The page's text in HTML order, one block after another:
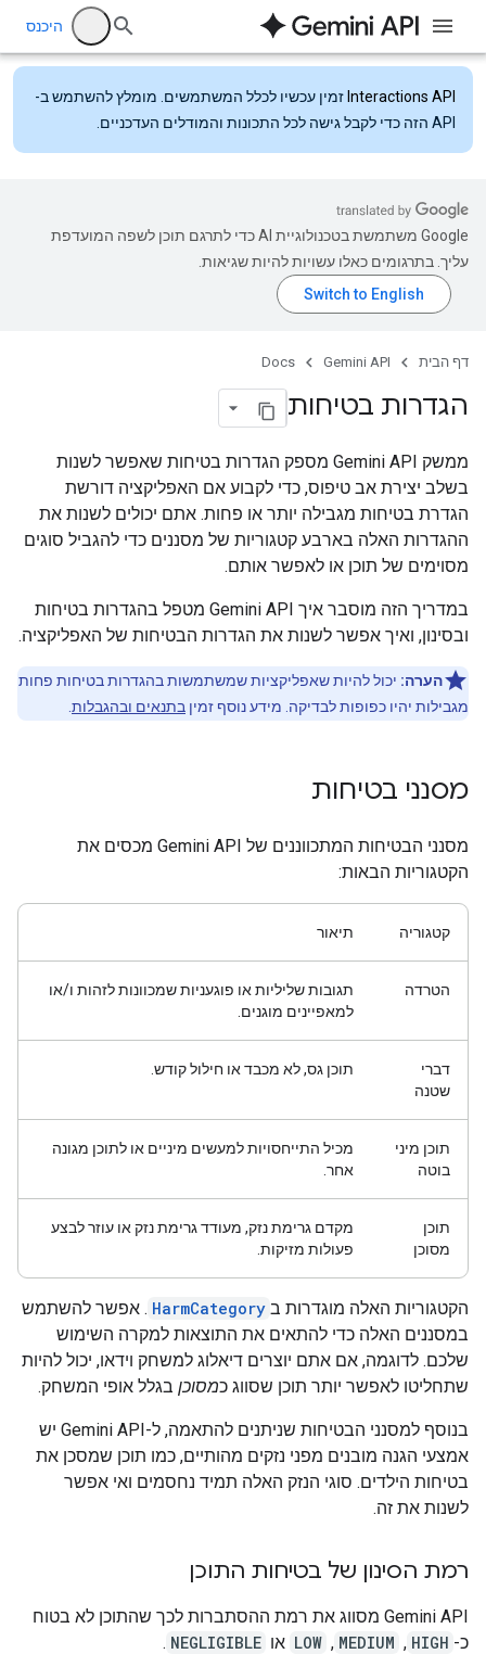
היכנס
Interactions API זמין עכשיו לכלל המשתמשים. מומלץ להשתמש ב-
API הזה כדי לקבל גישה לכל התכונות והמודלים העדכניים.
‫Google משתמשת בטכנולוגיית AI כדי לתרגם תוכן לשפה המועדפת
עליך. בתרגומים כאלו עשויות להיות שגיאות.
דף הבית Gemini API
Docs
הגדרות בטיחות
ממשק Gemini API מספק הגדרות בטיחות שאפשר לשנות
בשלב יצירת אב טיפוס, כדי לקבוע אם האפליקציה דורשת
הגדרת בטיחות מגבילה יותר או פחות. אתם יכולים לשנות את
ההגדרות האלה בארבע קטגוריות של מסננים כדי להגביל סוגים
מסוימים של תוכן או לאפשר אותם.
במדריך הזה מוסבר איך Gemini API מטפל בהגדרות בטיחות
ובסינון, ואיך אפשר לשנות את הגדרות הבטיחות של האפליקציה.
הערה: יכול להיות שאפליקציות שמשתמשות בהגדרות בטיחות פחות
מגבילות יהיו כפופות לבדיקה. מידע נוסף זמין בתנאים ובהגבלות
מסנני בטיחות
מסנני הבטיחות המתכווננים של Gemini API מכסים את
הקטגוריות הבאות:
קטגוריה תיאור
הטרדה
תגובות שליליות או פוגעניות שמכוונות לזהות ו/או
למאפיינים מוגנים.
דברי
שטנה
תוכן גס, לא מכבד או חילול קודש.
תוכן מיני
בוטה
מכיל התייחסויות למעשים מיניים או לתוכן מגונה
אחר.
תוכן
מסוכן
מקדם גרימת נזק, מעודד גרימת נזק או עוזר לבצע
פעולות מזיקות.
הקטגוריות האלה מוגדרות ב HarmCategory . אפשר להשתמש
במסננים האלה כדי להתאים את התוצאות למקרה השימוש
שלכם. לדוגמה, אם אתם יוצרים דיאלוג למשחק וידאו, יכול להיות
שתחליטו לאפשר יותר תוכן שסווג כמסוכן בגלל אופי המשחק.
בנוסף למסנני הבטיחות שניתנים להתאמה, ל-Gemini API יש
אמצעי הגנה מובנים מפני נזקים מהותיים, כמו תוכן שמסכן את
בטיחות הילדים. סוגי הנזק האלה תמיד נחסמים ואי אפשר
לשנות את זה.
רמת הסינון של בטיחות התוכן
‫Gemini API מסווג את רמת ההסתברות לכך שהתוכן לא בטוח
כ- HIGH
,
MEDIUM
,
LOW או NEGLIGIBLE
.